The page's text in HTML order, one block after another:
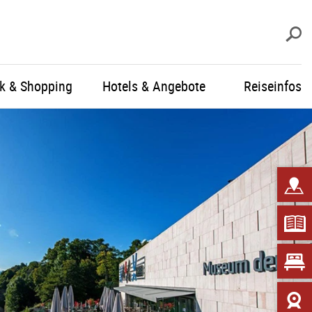
& Shopping Hotels & Angebote Reiseinfos